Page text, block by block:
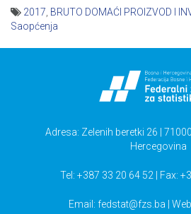
2017 BRUTO DOMAĆI PROIZVOD I
Saopćenja
Adresa: Zelenih beretki 26 |
Hercegovina
Tel: +387 33 20 64 52 | Fax:
Email: fedstat@fzs.ba |